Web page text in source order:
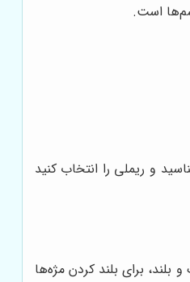
است.
و ریملی را انتخاب کنید
برای بلند کردن مژه‌ها